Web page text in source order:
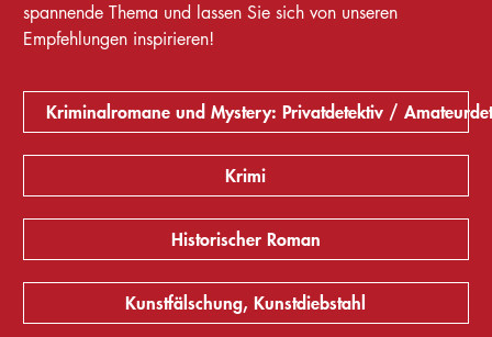
spannende Thema und lassen Sie sich von unseren
Empfehlungen inspirieren!
Kriminalromane und Mystery: Privatdetektiv /
Krimi
Historischer Roman
Kunstfälschung, Kunstdiebstahl